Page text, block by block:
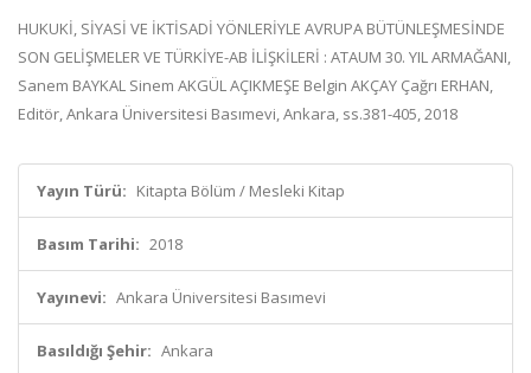
HUKUKİ, SİYASİ VE İKTİSADİ YÖNLERİYLE AVRUPA BÜTÜNLEŞMESİNDE
SON GELİŞMELER VE TÜRKİYE-AB İLİŞKİLERİ : ATAUM 30. YIL ARMAĞANI,
Sanem BAYKAL Sinem AKGÜL AÇIKMEŞE Belgin AKÇAY Çağrı ERHAN,
Editör, Ankara Üniversitesi Basımevi, Ankara, ss.381-405, 2018
Yayın Türü: Kitapta Bölüm / Mesleki Kitap
Basım Tarihi: 2018
Yayınevi: Ankara Üniversitesi Basımevi
Basıldığı Şehir: Ankara